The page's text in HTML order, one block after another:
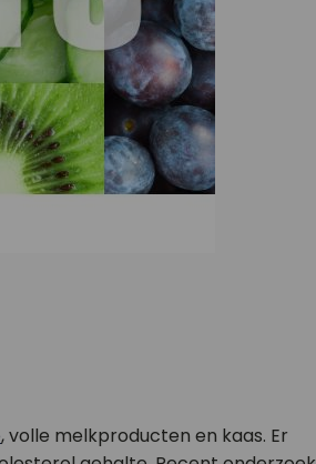
, volle melkproducten en kaas. Er